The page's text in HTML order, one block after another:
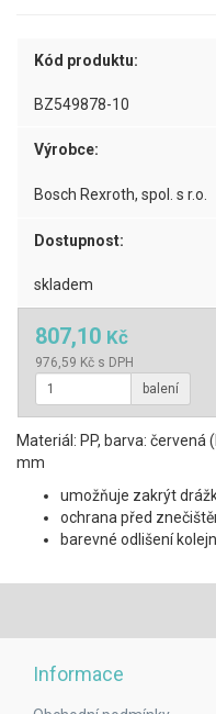
Kód produktu:
BZ549878-10
Výrobce:
Bosch Rexroth, spol. s r.o.
Dostupnost:
skladem
807,10 Kč
976,59 Kč s DPH
balení
Materiál: PP, barva: červená
mm
umožňuje zakrýt
ochrana před
barevné odlišení
Informace